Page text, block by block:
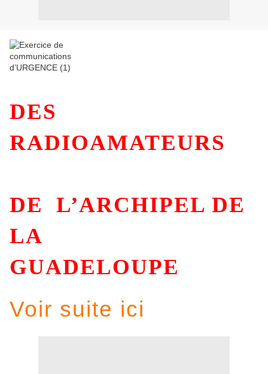
DES
RADIOAMATEURS
DE L’ARCHIPEL DE
LA
GUADELOUPE
Voir suite ici